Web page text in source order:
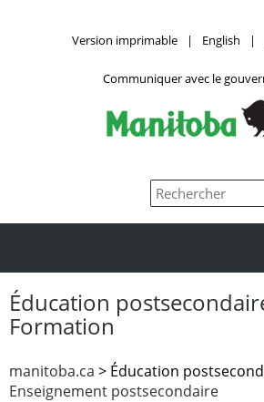
Version imprimable | English |
Communiquer avec le
Éducation
Formation
manitoba.ca > Éducation
Enseignement postsecondaire